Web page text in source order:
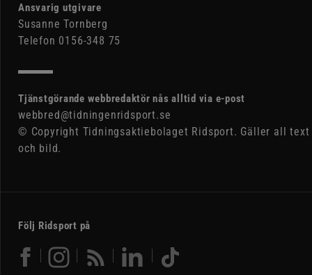
Ansvarig utgivare
Susanne Tornberg
Telefon 0156-348 75
Tjänstgörande webbredaktör nås alltid via e-post
webbred@tidningenridsport.se
© Copyright Tidningsaktiebolaget Ridsport. Gäller all text
och bild.
Följ Ridsport på